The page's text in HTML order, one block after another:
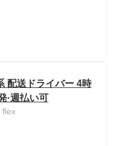
配送ドライバー 4時
·週払い可
flex